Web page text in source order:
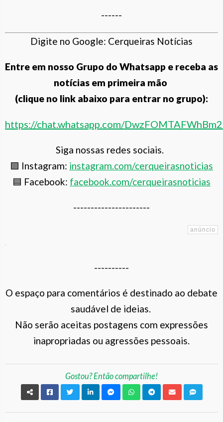
------
Digite no Google: Cerqueiras Notícias
Entre em nosso Grupo do Whatsapp e receba as
notícias em primeira mão
(clique no link abaixo para entrar no grupo):
https://chat.whatsapp.com/
Siga nossas redes sociais.
🟪 Instagram: instagram.com/cerqueirasnoticias
🟦 Facebook: facebook.com/cerqueirasnoticias
----------------------
----------
O espaço para comentários é destinado ao debate
saudável de ideias.
Não serão aceitas postagens com expressões
inapropriadas ou agressões pessoais.
Gostou? Então compartilhe!